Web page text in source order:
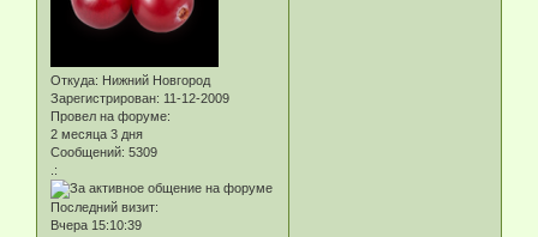
Откуда: Нижний Новгород
Зарегистрирован: 11-12-2009
Провел на форуме:
2 месяца 3 дня
Сообщений: 5309
.:
Последний визит:
Вчера 15:10:39